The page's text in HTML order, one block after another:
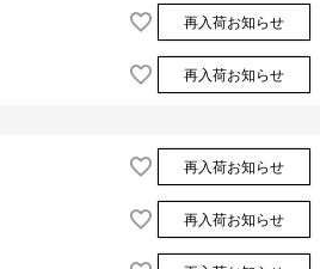
再入荷お知らせ
再入荷お知らせ
再入荷お知らせ
再入荷お知らせ